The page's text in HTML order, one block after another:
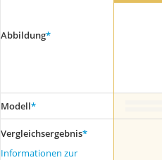
Abbildung*
Modell*
Vergleichsergebnis*
Informationen zur